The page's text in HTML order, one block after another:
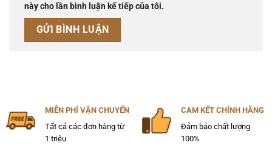
này cho lần bình luận kế tiếp của tôi.
MIỄN PHÍ VẬN CHUYỂN
Tất cả các đơn hàng từ
1 triệu
CAM KẾT CHÍNH HÃNG
Đảm bảo chất lượng
100%